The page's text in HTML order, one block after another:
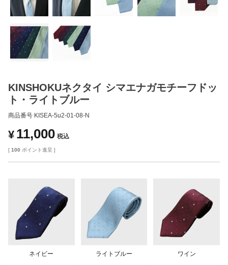
KINSHOKUネクタイ シマエナガモチーフドッ
ト・ライトブルー
商品番号 KISEA-5u2-01-08-N
¥ 11,000 税込
[ 100 ポイント進呈 ]
ネイビー ライトブルー ワイン